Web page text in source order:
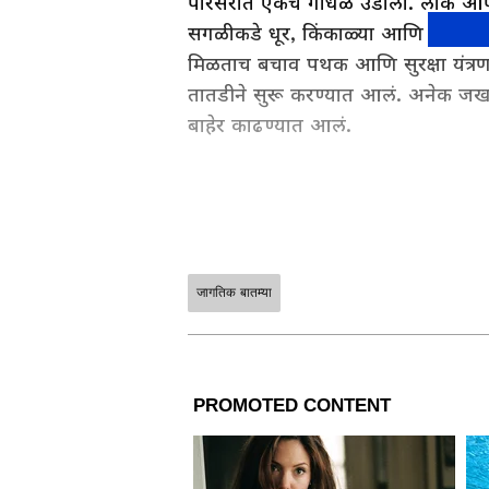
सगळीकडे धूर, किंकाळ्या आणि
मिळताच बचाव पथक आणि सुरक्षा
तातडीने सुरू करण्यात आलं. अनेक
बाहेर काढण्यात आलं.
ABOUT THE AUTHOR
vivek panmand
अर्थसाक्षर. कॉम येथे संपादक, तसेच
जागतिक बातम्या